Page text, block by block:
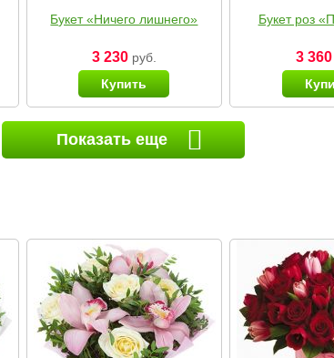
Букет «Ничего лишнего»
3 230руб.
Купить
Букет роз
3 360
Показать еще